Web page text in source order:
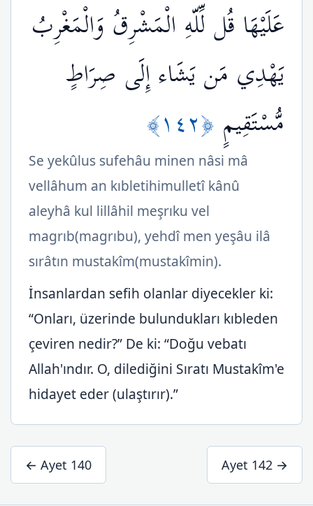
عَلَيْهَا قُل لِّلّهِ الْمَشْرِقُ وَالْمَغْرِبُ
يَهْدِي مَن يَشَاء إِلَى صِرَاطٍ
مُّسْتَقِيمٍ ﴿١٤٢﴾
Se yekûlus sufehâu minen nâsi mâ
vellâhum an kıbletihimulletî kânû
aleyhâ kul lillâhil meşrıku vel
magrıb(magrıbu), yehdî men yeşâu ilâ
sırâtın mustakîm(mustakîmin).
İnsanlardan sefih olanlar diyecekler ki:
“Onları, üzerinde bulundukları kıbleden
çeviren nedir?” De ki: “Doğu vebatı
Allah'ındır. O, dilediğini Sıratı Mustakîm'e
hidayet eder (ulaştırır).”
← Ayet 140 Ayet 142 →